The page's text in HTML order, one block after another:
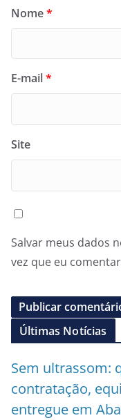
Nome*
E-mail*
Site
Salvar meus dados
vez que eu
Últimas Notícias
Sem ultrassom:
contratação,
entregue em